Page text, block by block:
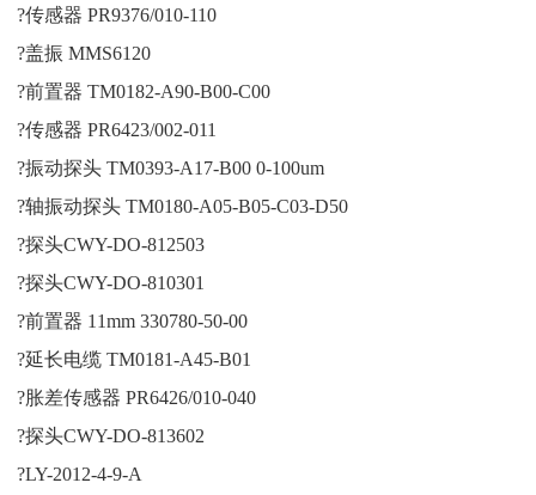
?传感器 PR9376/010-110
?盖振 MMS6120
?前置器 TM0182-A90-B00-C00
?传感器 PR6423/002-011
?振动探头 TM0393-A17-B00 0-100um
?轴振动探头 TM0180-A05-B05-C03-D50
?探头CWY-DO-812503
?探头CWY-DO-810301
?前置器 11mm 330780-50-00
?延长电缆 TM0181-A45-B01
?胀差传感器 PR6426/010-040
?探头CWY-DO-813602
?LY-2012-4-9-A